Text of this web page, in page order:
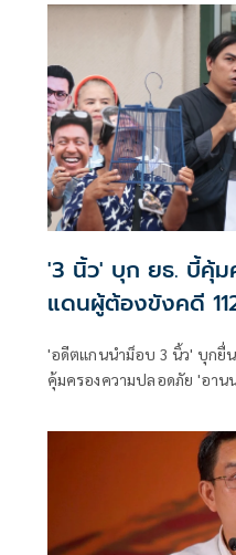
'3 นิ้ว' บุก ยธ. บี้คุ้ม
แดนผู้ต้องขังคดี
'อดีตแกนนำม็อบ 3 นิ้ว' บุกยื่
คุ้มครองความปลอดภัย 'อาน